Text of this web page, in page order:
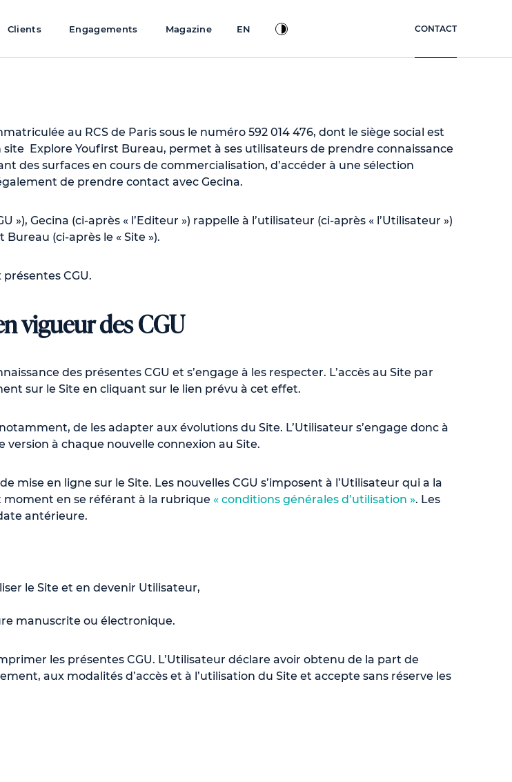
Clients Engagements Magazine EN CONTACT
au RCS de Paris sous le numéro 592 014 476, dont le siège social est
site Explore Youfirst Bureau, permet à ses utilisateurs de prendre connaissance
des surfaces en cours de commercialisation, d’accéder à une sélection
de prendre contact avec Gecina.
Gecina (ci-après « l’Editeur ») rappelle à l’utilisateur (ci-après « l’Utilisateur »)
(ci-après le « Site »).
CGU.
vigueur des CGU
des présentes CGU et s’engage à les respecter. L’accès au Site par
sur le Site en cliquant sur le lien prévu à cet effet.
de les adapter aux évolutions du Site. L’Utilisateur s’engage donc à
à chaque nouvelle connexion au Site.
en ligne sur le Site. Les nouvelles CGU s’imposent à l’Utilisateur qui a la
en se référant à la rubrique « conditions générales d’utilisation ». Les
antérieure.
le Site et en devenir Utilisateur,
manuscrite ou électronique.
les présentes CGU. L’Utilisateur déclare avoir obtenu de la part de
aux modalités d’accès et à l’utilisation du Site et accepte sans réserve les